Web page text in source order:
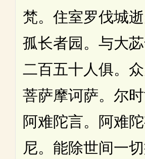
梵。住室罗伐城
孤长者园。与大
二百五十人俱。
菩萨摩诃萨。尔
阿难陀言。阿难
尼。能除世间一切